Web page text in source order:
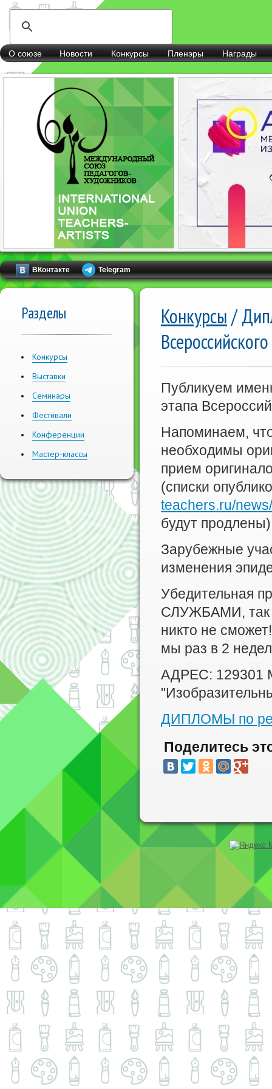
О союзе Новости Конкурсы Пленэры Награды
ВКонтакте Telegram
Разделы
Конкурсы
Выставки
Семинары
Фестивали
Конференции
Мастер-классы
Конкурсы/
Публикуем
этапа
Напоминаем,
необходимы
прием
(списки
teachers.ru/
будут
Зарубежные
изменения
Убедительная
СЛУЖБАМИ, так
никто не
мы раз в 2
АДРЕС: 129301
ДИПЛОМЫ по
Поделитесь